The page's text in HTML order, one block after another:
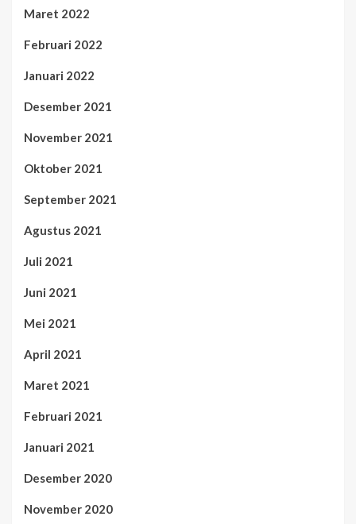
Maret 2022
Februari 2022
Januari 2022
Desember 2021
November 2021
Oktober 2021
September 2021
Agustus 2021
Juli 2021
Juni 2021
Mei 2021
April 2021
Maret 2021
Februari 2021
Januari 2021
Desember 2020
November 2020